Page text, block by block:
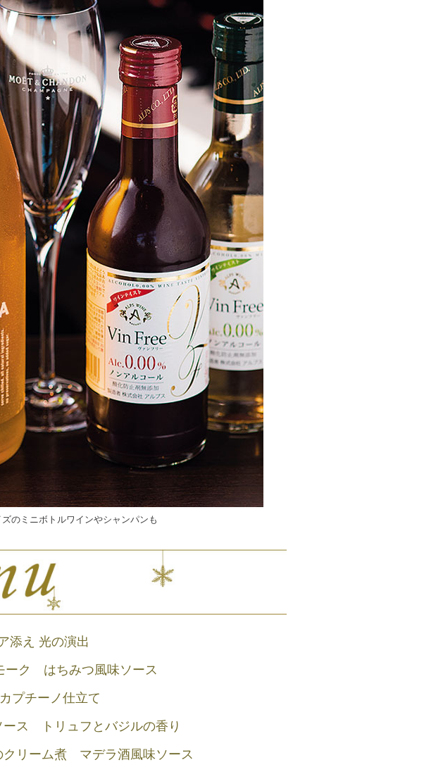
のミニボトルワインやシャンパンも
添え 光の演出
ーク はちみつ風味ソース
プチーノ仕立て
ース トリュフとバジルの香り
クリーム煮 マデラ酒風味ソース